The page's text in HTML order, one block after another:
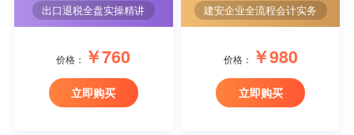
出口退税全盘实操精讲
价格： ￥760
立即购买
建安企业全流程会计实务
价格： ￥980
立即购买